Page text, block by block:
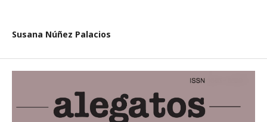
Susana Núñez Palacios